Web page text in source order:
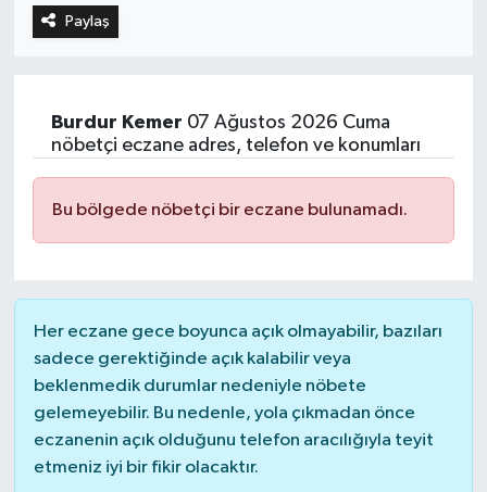
Paylaş
Burdur Kemer 07 Ağustos 2026 Cuma
nöbetçi eczane adres, telefon ve konumları
Bu bölgede nöbetçi bir eczane bulunamadı.
Her eczane gece boyunca açık olmayabilir, bazıları
sadece gerektiğinde açık kalabilir veya
beklenmedik durumlar nedeniyle nöbete
gelemeyebilir. Bu nedenle, yola çıkmadan önce
eczanenin açık olduğunu telefon aracılığıyla teyit
etmeniz iyi bir fikir olacaktır.
Sağlık
Son Dakika Haberleri